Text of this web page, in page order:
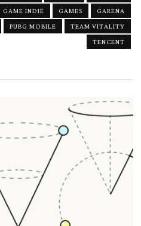
GAME INDIE GAMES
GARENA
PUBG MOBILE
TEAM VITALITY
TENCENT